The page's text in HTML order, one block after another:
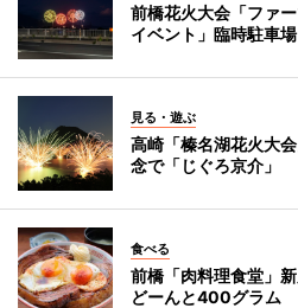
前橋花火大会「ファ
イベント」臨時駐車
見る・遊ぶ
高崎「榛名湖花火大
念で「じぐろ京介」
食べる
前橋「肉料理食堂」
どーんと400グラム